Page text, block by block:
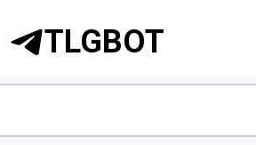
TLGBOT